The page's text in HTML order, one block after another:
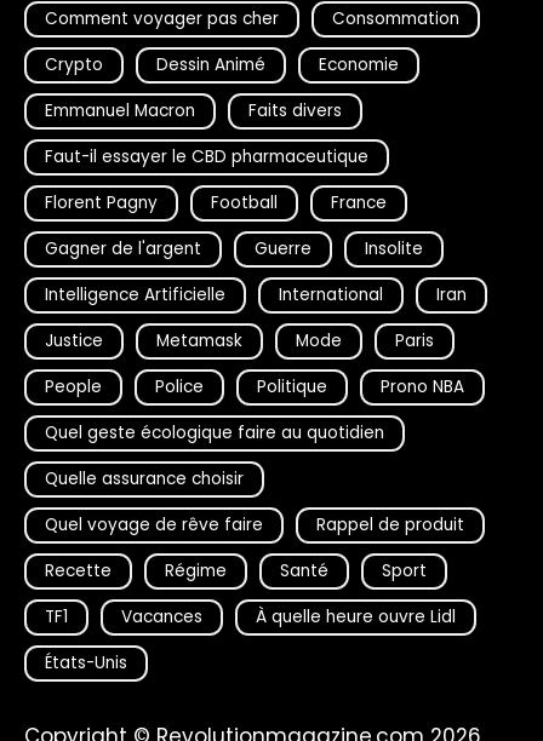
Comment voyager pas cher
Consommation
Crypto
Dessin Animé
Economie
Emmanuel Macron
Faits divers
Faut-il essayer le CBD pharmaceutique
Florent Pagny
Football
France
Gagner de l'argent
Guerre
Insolite
Intelligence Artificielle
International
Iran
Justice
Metamask Mode
Paris
People
Police Politique
Prono NBA
Quel geste écologique faire au quotidien
Quelle assurance choisir
Quel voyage de rêve faire
Rappel de produit
Recette
Régime Santé
Sport
TF1
Vacances
À quelle heure ouvre Lidl
États-Unis